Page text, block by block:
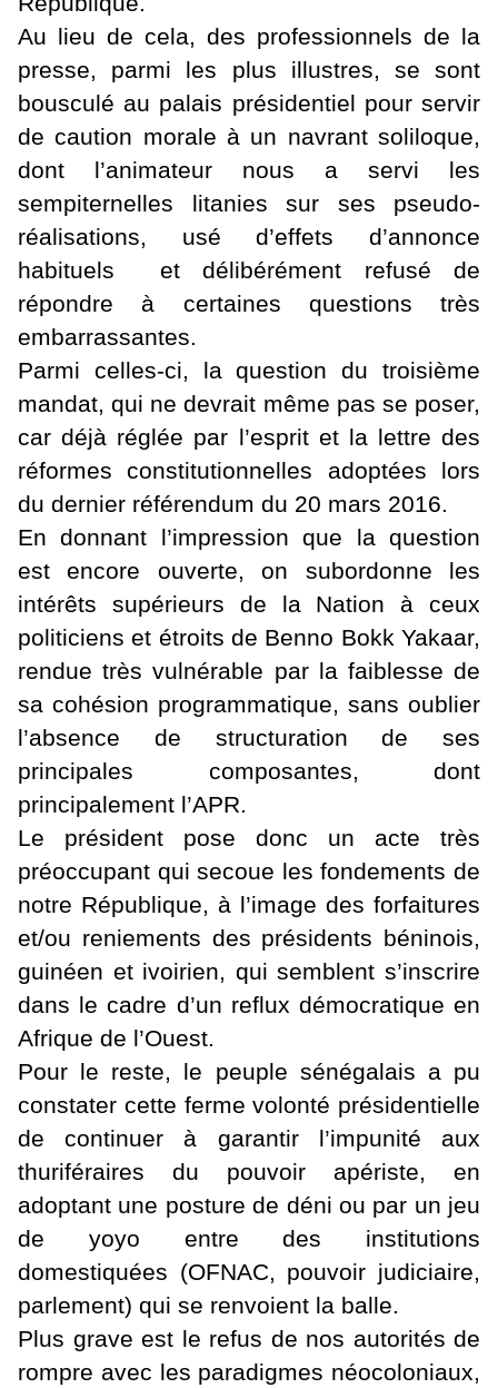
Au lieu de cela, des professionnels de la
presse, parmi les plus illustres, se sont
bousculé au palais présidentiel pour servir
de caution morale à un navrant soliloque,
dont l’animateur nous a servi les
sempiternelles litanies sur ses pseudo-
réalisations, usé d’effets d’annonce
habituels et délibérément refusé de
répondre à certaines questions très
embarrassantes.
Parmi celles-ci, la question du troisième
mandat, qui ne devrait même pas se poser,
car déjà réglée par l’esprit et la lettre des
réformes constitutionnelles adoptées lors
du dernier référendum du 20 mars 2016.
En donnant l’impression que la question
est encore ouverte, on subordonne les
intérêts supérieurs de la Nation à ceux
politiciens et étroits de Benno Bokk Yakaar,
rendue très vulnérable par la faiblesse de
sa cohésion programmatique, sans oublier
l’absence de structuration de ses
principales composantes, dont
principalement l’APR.
Le président pose donc un acte très
préoccupant qui secoue les fondements de
notre République, à l’image des forfaitures
et/ou reniements des présidents béninois,
guinéen et ivoirien, qui semblent s’inscrire
dans le cadre d’un reflux démocratique en
Afrique de l’Ouest.
Pour le reste, le peuple sénégalais a pu
constater cette ferme volonté présidentielle
de continuer à garantir l’impunité aux
thuriféraires du pouvoir apériste, en
adoptant une posture de déni ou par un jeu
de yoyo entre des institutions
domestiquées (OFNAC, pouvoir judiciaire,
parlement) qui se renvoient la balle.
Plus grave est le refus de nos autorités de
rompre avec les paradigmes néocoloniaux,